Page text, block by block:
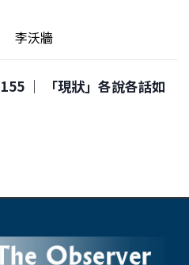
李沃牆
│ 「現狀」各說各話如